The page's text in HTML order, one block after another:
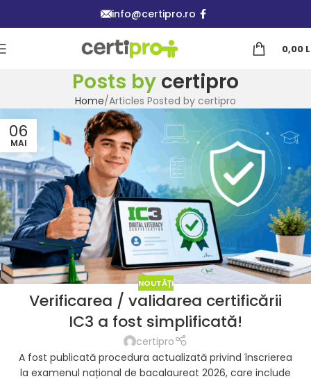
info@certipro.ro
0,00
Posts by certipro
Home Articles Posted by certipro
06
MAI
NOUTĂȚI
Verificarea / validarea certificării
IC3 a fost simplificată!
certipro
A fost publicată procedura actualizată privind înscrierea
la examenul național de bacalaureat 2026, care include